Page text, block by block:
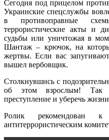
Сегодня под прицелом
Украинские спецслужбы
в противоправные
террористические акты и
судьбы или уничтожая в
Шантаж – крючок, на
жертвы. Если вас
вышел вербовщик.
Столкнувшись с
об этом взрослым! Так
преступление и уберечь
Ролик рекомендован к
антитеррористическим